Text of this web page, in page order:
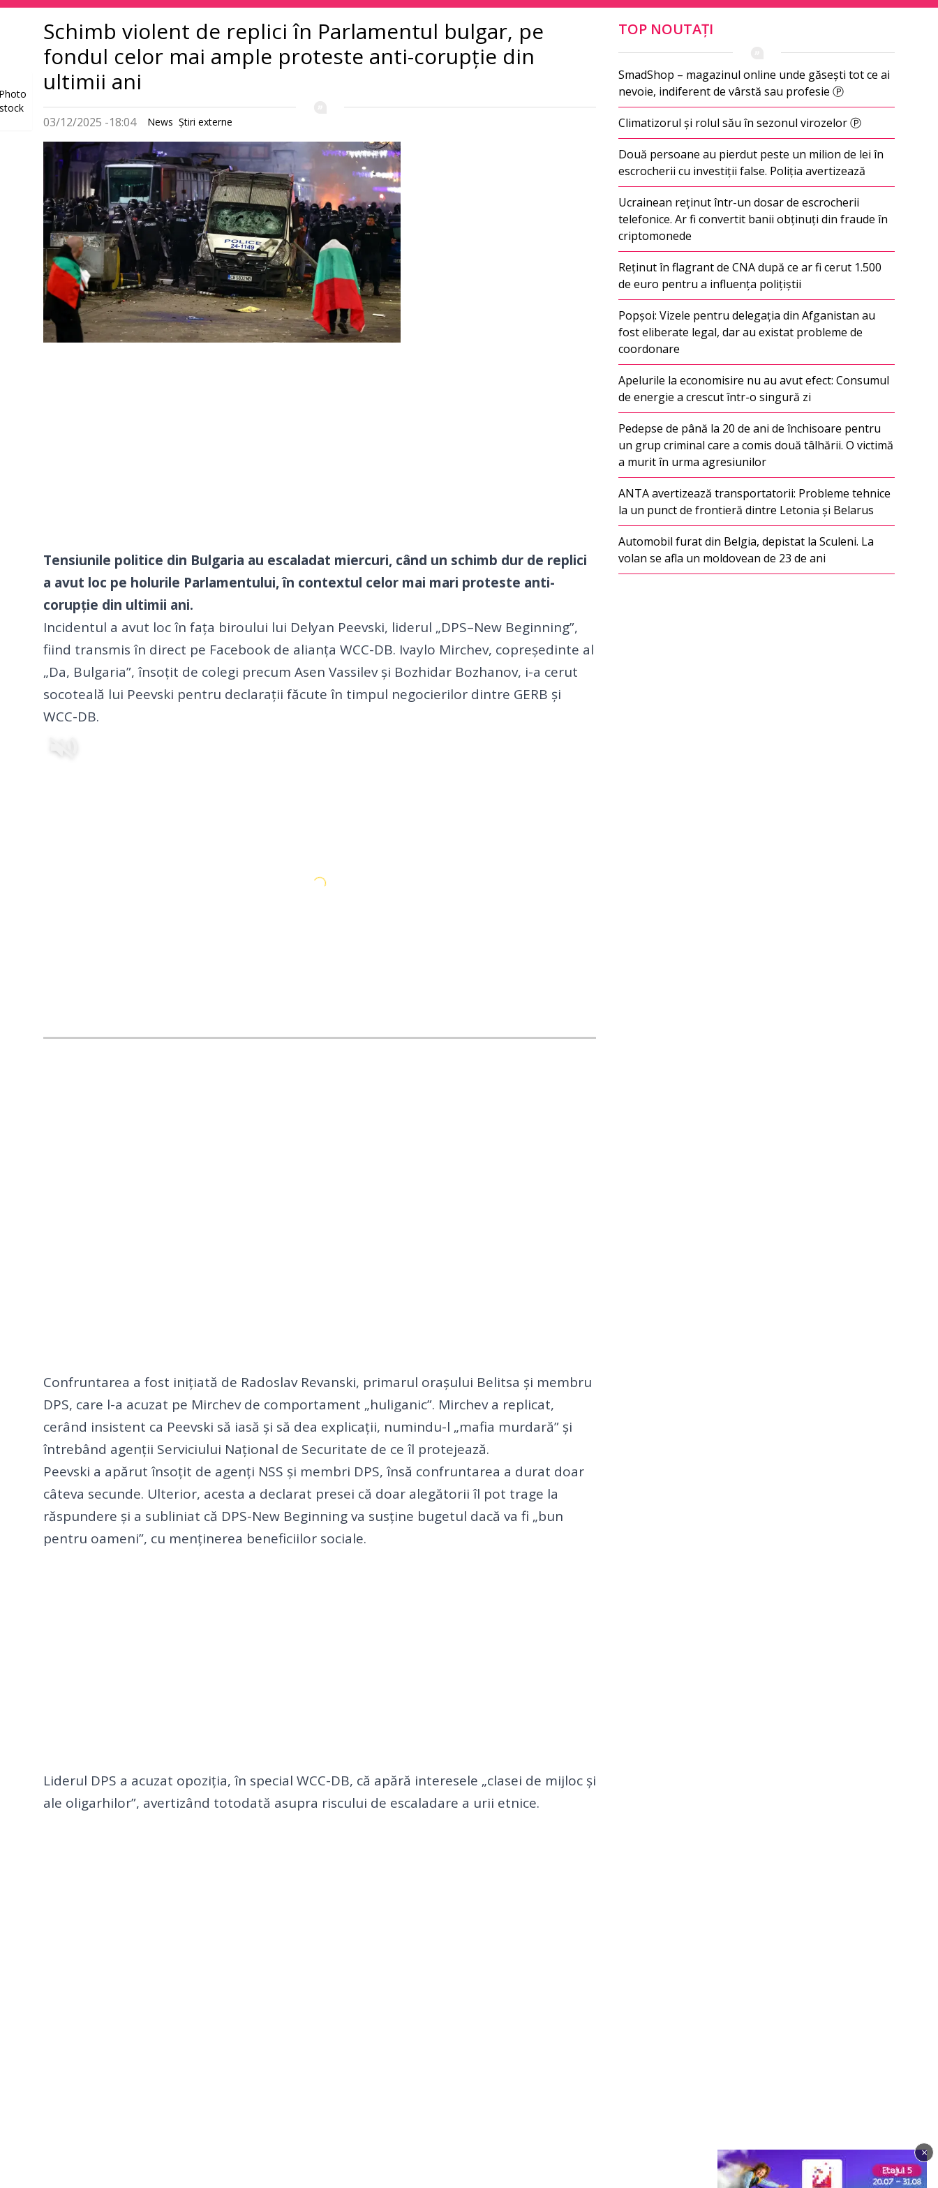
principală
Schimb violent de replici în Parlamentul bulgar, pe
fondul celor mai ample proteste anti-corupție din
ultimii ani
03/12/2025 -18:04 News Știri externe
Imagine
Tensiunile politice din Bulgaria au escaladat miercuri, când un schimb dur de replici
a avut loc pe holurile Parlamentului, în contextul celor mai mari proteste anti-
corupție din ultimii ani.
Incidentul a avut loc în fața biroului lui Delyan Peevski, liderul „DPS–New Beginning”,
fiind transmis în direct pe Facebook de alianța WCC-DB. Ivaylo Mirchev, copreședinte al
„Da, Bulgaria”, însoțit de colegi precum Asen Vassilev și Bozhidar Bozhanov, i-a cerut
socoteală lui Peevski pentru declarații făcute în timpul negocierilor dintre GERB și
WCC-DB.
Confruntarea a fost inițiată de Radoslav Revanski, primarul orașului Belitsa și membru
DPS, care l-a acuzat pe Mirchev de comportament „huliganic”. Mirchev a replicat,
cerând insistent ca Peevski să iasă și să dea explicații, numindu-l „mafia murdară” și
întrebând agenții Serviciului Național de Securitate de ce îl protejează.
Peevski a apărut însoțit de agenți NSS și membri DPS, însă confruntarea a durat doar
câteva secunde. Ulterior, acesta a declarat presei că doar alegătorii îl pot trage la
răspundere și a subliniat că DPS-New Beginning va susține bugetul dacă va fi „bun
pentru oameni”, cu menținerea beneficiilor sociale.
Liderul DPS a acuzat opoziția, în special WCC-DB, că apără interesele „clasei de mijloc și
ale oligarhilor”, avertizând totodată asupra riscului de escaladare a urii etnice.
TOP NOUTAȚI
SmadShop – magazinul online unde găsești tot ce ai
nevoie, indiferent de vârstă sau profesie Ⓟ
Climatizorul și rolul său în sezonul virozelor Ⓟ
Două persoane au pierdut peste un milion de lei în
escrocherii cu investiții false. Poliția avertizează
Ucrainean reținut într-un dosar de escrocherii
telefonice. Ar fi convertit banii obținuți din fraude în
criptomonede
Reținut în flagrant de CNA după ce ar fi cerut 1.500
de euro pentru a influența polițiștii
Popșoi: Vizele pentru delegația din Afganistan au
fost eliberate legal, dar au existat probleme de
coordonare
Apelurile la economisire nu au avut efect: Consumul
de energie a crescut într-o singură zi
Pedepse de până la 20 de ani de închisoare pentru
un grup criminal care a comis două tâlhării. O victimă
a murit în urma agresiunilor
ANTA avertizează transportatorii: Probleme tehnice
la un punct de frontieră dintre Letonia și Belarus
Automobil furat din Belgia, depistat la Sculeni. La
volan se afla un moldovean de 23 de ani
×
Imagine